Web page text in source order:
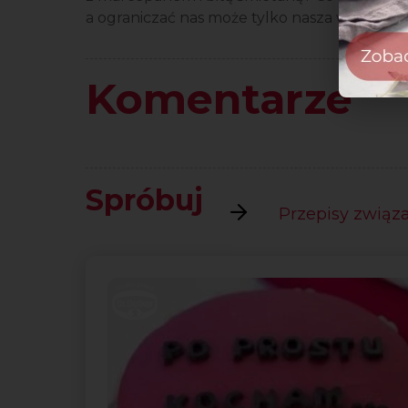
a ograniczać nas może tylko nasza
Komentarze
Spróbuj Przepisy